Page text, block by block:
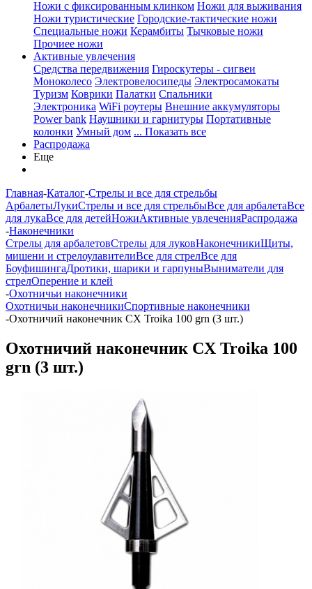
Ножи с фиксированным клинком Ножи для выживания
Ножи туристические Городские-тактические ножи
Специальные ножи Керамбиты Тычковые ножи
Прочиее ножи
Активные увлечения
Средства передвижения Гироскутеры - сигвеи
Моноколесо Электровелосипеды Электросамокаты
Туризм Коврики Палатки Спальники
Электроника WiFi роутеры Внешние аккумуляторы
Power bank Наушники и гарнитуры Портативные
колонки Умный дом ... Показать все
Распродажа
Еще
Главная-Каталог-Стрелы и все для стрельбы
АрбалетыЛукиСтрелы и все для стрельбыВсе для арбалетаВсе
для лукаВсе для детейНожиАктивные увлеченияРаспродажа
-Наконечники
Стрелы для арбалетовСтрелы для луковНаконечникиЩиты,
мишени и стрелоулавителиВсе для стрелВсе для
БоуфишингаДротики, шарики и гарпуныВыниматели для
стрелОперение и клей
-Охотничьи наконечники
Охотничьи наконечникиСпортивные наконечники
-Охотничий наконечник CX Troika 100 grn (3 шт.)
Охотничий наконечник CX Troika 100
grn (3 шт.)